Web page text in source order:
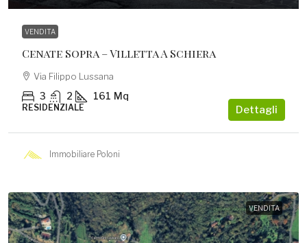
VENDITA
Cenate Sopra – Villetta A Schiera
Via Filippo Lussana
3 2 161 Mq
RESIDENZIALE Dettagli
Immobiliare Poloni
VENDITA